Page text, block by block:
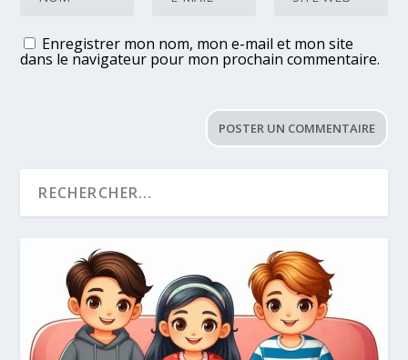
Enregistrer mon nom, mon e-mail et mon site
dans le navigateur pour mon prochain commentaire.